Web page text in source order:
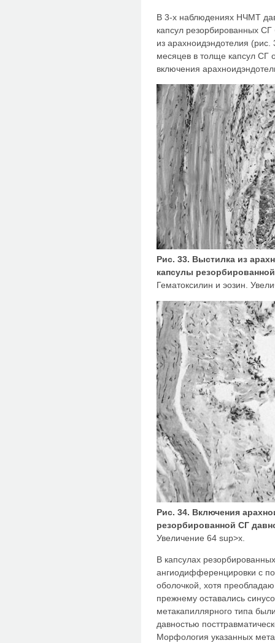
В 3-х наблюдениях НЧМТ
капсул резорбированных
из арахноидэндотелия
месяцев в толще капсул СГ
включения
Рис. 33. Выстилка из
капсулы
Гематоксилин и эозин.
Рис. 34. Включения
резорбированной СГ
Увеличение 64 sup>х.
В капсулах
ангиодифференцировки с
оболочкой, хотя
прежнему оставались
метакапиллярного типа
давностью
Морфология указанных